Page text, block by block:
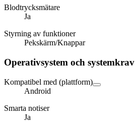
Blodtrycksmätare
Ja
Styrning av funktioner
Pekskärm/Knappar
Operativsystem och systemkrav
Kompatibel med (plattform)
Android
Smarta notiser
Ja